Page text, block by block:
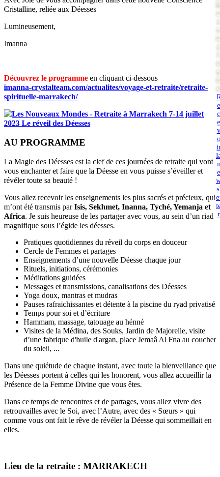
Cristalline, reliée aux Déesses
Lumineusement,
Imanna
Découvrez le programme en cliquant ci-dessous
imanna-crystalteam.com/actualites/voyage-et-retraite/retraite-
spirituelle-marrakech/
AU PROGRAMME
La Magie des Déesses est la clef de ces journées de retraite qui vont
vous enchanter et faire que la Déesse en vous puisse s’éveiller et
révéler toute sa beauté !
Vous allez recevoir les enseignements les plus sacrés et précieux, qui
m’ont été transmis parIsis, Sekhmet, Inanna, Tyché, Yemanja et
Africa. Je suis heureuse de les partager avec vous, au sein d’un riad
magnifique sous l’égide les déesses.
Pratiques quotidiennes du réveil du corps en douceur
Cercle de Femmes et partages
Enseignements d’une nouvelle Déesse chaque jour
Rituels, initiations, cérémonies
Méditations guidées
Messages et transmissions, canalisations des Déesses
Yoga doux, mantras et mudras
Pauses rafraichissantes et détente à la piscine du ryad privatisé
Temps pour soi et d’écriture
Hammam, massage, tatouage au hénné
Visites de la Médina, des Souks, Jardin de Majorelle, visite
d’une fabrique d'huile d'argan, place Jemaâ Al Fna au coucher
du soleil, ...
Dans une quiétude de chaque instant, avec toute la bienveillance que
les Déesses portent à celles qui les honorent, vous allez accueillir la
Présence de la Femme Divine que vous êtes.
Dans ce temps de rencontres et de partages, vous allez vivre des
retrouvailles avec le Soi, avec l’Autre, avec des « Sœurs » qui
comme vous ont fait le rêve de révéler la Déesse qui sommeillait en
elles.
Lieu de la retraite : MARRAKECH
li
e
r
s
u
r
e
s
it
e
e
c
e
e
r